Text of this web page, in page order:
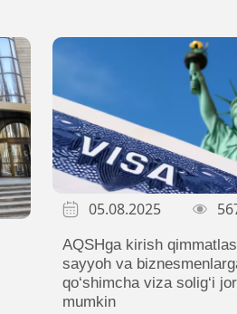
05.08.2025
AQSHga kirish
sayyoh va
qo‘shimcha viza solig‘i
mumkin